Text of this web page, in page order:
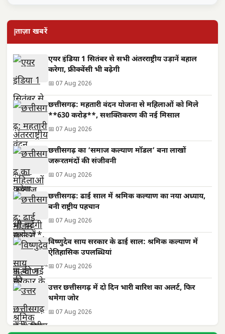
ताज़ा खबरें
एयर इंडिया 1 सितंबर से सभी अंतरराष्ट्रीय उड़ानें बहाल
करेगा, फ्रीक्वेंसी भी बढ़ेगी
📅 07 Aug 2026
छत्तीसगढ़: महतारी वंदन योजना से महिलाओं को मिले
**630 करोड़**, सशक्तिकरण की नई मिसाल
📅 07 Aug 2026
छत्तीसगढ़ का ‘समाज कल्याण मॉडल’ बना लाखों
जरूरतमंदों की संजीवनी
📅 07 Aug 2026
छत्तीसगढ़: ढाई साल में श्रमिक कल्याण का नया अध्याय,
बनी राष्ट्रीय पहचान
📅 07 Aug 2026
विष्णुदेव साय सरकार के ढाई साल: श्रमिक कल्याण में
ऐतिहासिक उपलब्धियां
📅 07 Aug 2026
उत्तर छत्तीसगढ़ में दो दिन भारी बारिश का अलर्ट, फिर
थमेगा जोर
📅 07 Aug 2026